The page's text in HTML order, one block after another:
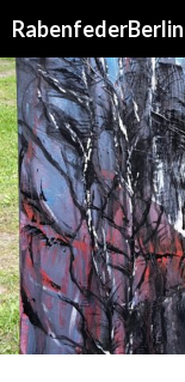
RabenfederBerlin
ZUM
INHALT